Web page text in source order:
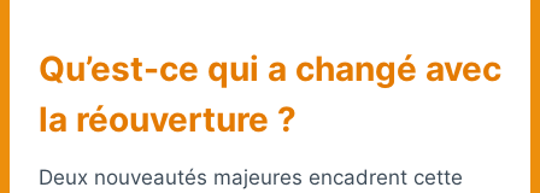
Qu’est-ce qui a changé avec
la réouverture ?
Deux nouveautés majeures encadrent cette